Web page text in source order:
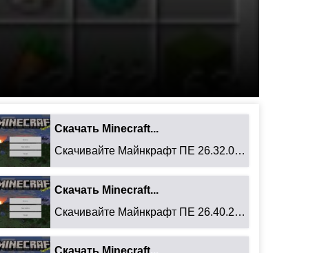
Скачать Minecraft...
Скачивайте Майнкрафт ПЕ 26.32.02 для Android: ...
Скачать Minecraft...
Скачивайте Майнкрафт ПЕ 26.40.27 для Android: ...
Скачать Minecraft...